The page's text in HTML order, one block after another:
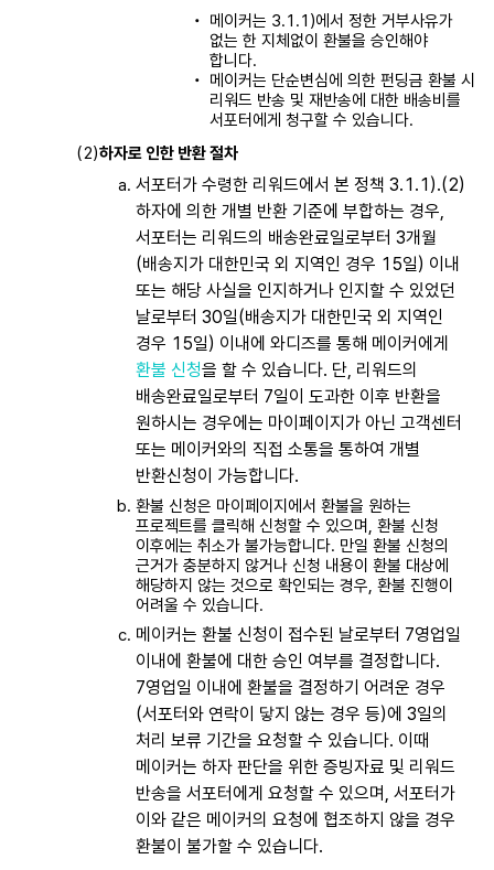
메이커는 3.1.1)에서 정한 거부사유가
없는 한 지체없이 환불을 승인해야
합니다.
메이커는 단순변심에 의한 펀딩금 환불 시
리워드 반송 및 재반송에 대한 배송비를
서포터에게 청구할 수 있습니다.
하자로 인한 반환 절차
서포터가 수령한 리워드에서 본 정책 3.1.1).(2)
하자에 의한 개별 반환 기준에 부합하는 경우,
서포터는 리워드의 배송완료일로부터 3개월
(배송지가 대한민국 외 지역인 경우 15일) 이내
또는 해당 사실을 인지하거나 인지할 수 있었던
날로부터 30일(배송지가 대한민국 외 지역인
경우 15일) 이내에 와디즈를 통해 메이커에게
환불 신청을 할 수 있습니다. 단, 리워드의
배송완료일로부터 7일이 도과한 이후 반환을
원하시는 경우에는 마이페이지가 아닌 고객센터
또는 메이커와의 직접 소통을 통하여 개별
반환신청이 가능합니다.
환불 신청은 마이페이지에서 환불을 원하는
프로젝트를 클릭해 신청할 수 있으며, 환불 신청
이후에는 취소가 불가능합니다. 만일 환불 신청의
근거가 충분하지 않거나 신청 내용이 환불 대상에
해당하지 않는 것으로 확인되는 경우, 환불 진행이
어려울 수 있습니다.
메이커는 환불 신청이 접수된 날로부터 7영업일
이내에 환불에 대한 승인 여부를 결정합니다.
7영업일 이내에 환불을 결정하기 어려운 경우
(서포터와 연락이 닿지 않는 경우 등)에 3일의
처리 보류 기간을 요청할 수 있습니다. 이때
메이커는 하자 판단을 위한 증빙자료 및 리워드
반송을 서포터에게 요청할 수 있으며, 서포터가
이와 같은 메이커의 요청에 협조하지 않을 경우
환불이 불가할 수 있습니다.